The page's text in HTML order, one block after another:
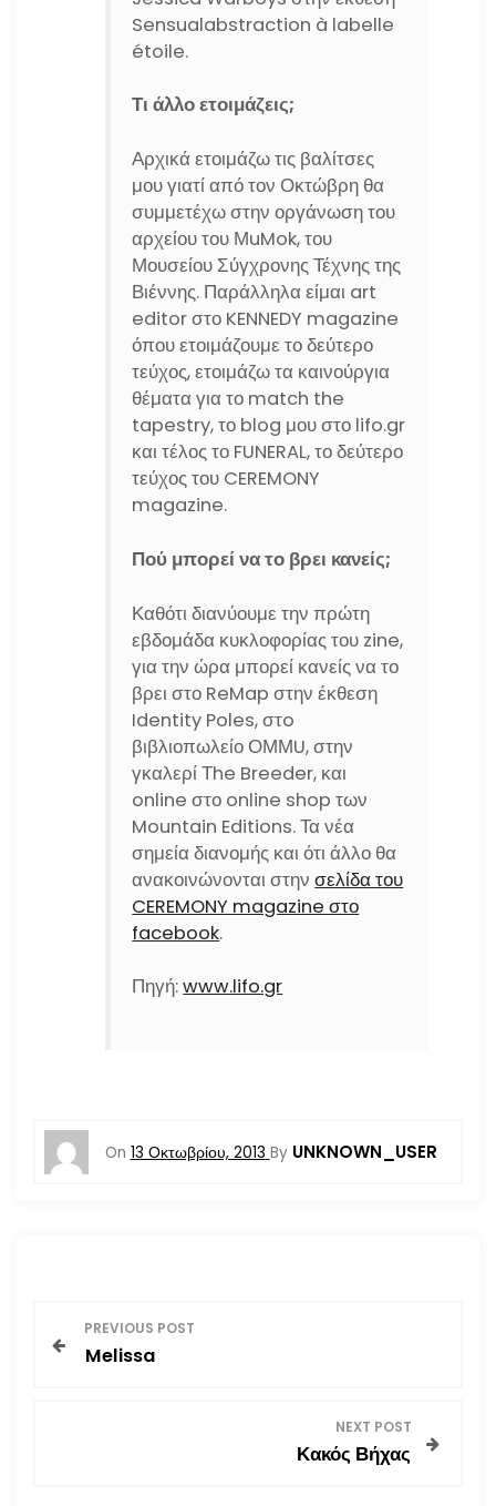
Sensualabstraction à labelle
étoile.
Τι άλλο ετοιμάζεις;
Αρχικά ετοιμάζω τις βαλίτσες
μου γιατί από τον Οκτώβρη θα
συμμετέχω στην οργάνωση του
αρχείου του ΜuMok, του
Μουσείου Σύγχρονης Τέχνης της
Βιέννης. Παράλληλα είμαι art
editor στο KENNEDY magazine
όπου ετοιμάζουμε το δεύτερο
τεύχος, ετοιμάζω τα καινούργια
θέματα για το match the
tapestry, το blog μου στο lifo.gr
και τέλος το FUNERAL, το δεύτερο
τεύχος του CEREMONY
magazine.
Πού μπορεί να το βρει κανείς;
Καθότι διανύουμε την πρώτη
εβδομάδα κυκλοφορίας του zine,
για την ώρα μπορεί κανείς να το
βρει στο ReMap στην έκθεση
Identity Poles, στo
βιβλιοπωλείο ΟΜΜU, στην
γκαλερί Τhe Breeder, και
online στο online shop των
Mountain Editions. Τα νέα
σημεία διανομής και ότι άλλο θα
ανακοινώνονται στηνσελίδα του
CEREMONY magazine στο
facebook.
Πηγή:www.lifo.gr
On 13 Οκτωβρίου, 2013 By UNKNOWN_USER
PREVIOUS POST
Melissa
NEXT POST
Κακός Βήχας